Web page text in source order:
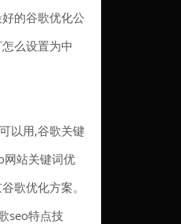
的谷歌优化公
么设置为中
以用,谷歌关键
网站关键词优
歌优化方案。
seo特点技